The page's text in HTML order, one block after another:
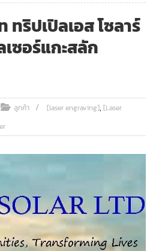
ริปเปิลเอส โซลาร์
เซอร์แกะสลัก
ลูกค้า [laser engraving],[Laser